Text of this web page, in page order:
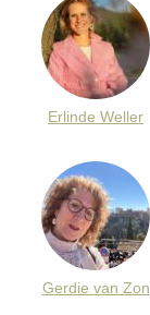
Erlinde Weller
Gerdie van Zon